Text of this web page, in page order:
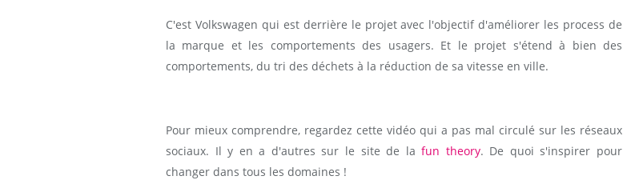
C'est Volkswagen qui est derrière le projet avec l'objectif d'améliorer les process de
la marque et les comportements des usagers. Et le projet s'étend à bien des
comportements, du tri des déchets à la réduction de sa vitesse en ville.
Pour mieux comprendre, regardez cette vidéo qui a pas mal circulé sur les réseaux
sociaux. Il y en a d'autres sur le site de lafun theory. De quoi s'inspirer pour
changer dans tous les domaines !